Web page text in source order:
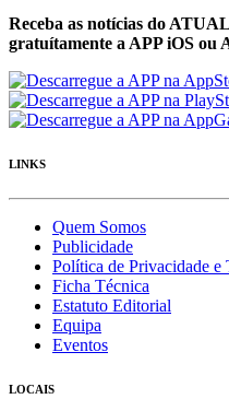
Receba as notícias do
gratuítamente a APP iOS ou
LINKS
Quem Somos
Publicidade
Política de Privacidade e
Ficha Técnica
Estatuto Editorial
Equipa
Eventos
LOCAIS